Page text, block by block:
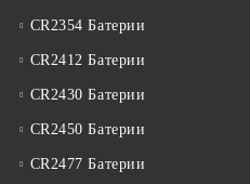
CR2354 Батерии
CR2412 Батерии
CR2430 Батерии
CR2450 Батерии
CR2477 Батерии